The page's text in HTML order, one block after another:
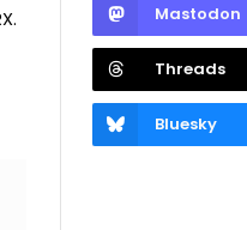
Mastodon
Threads
Bluesky